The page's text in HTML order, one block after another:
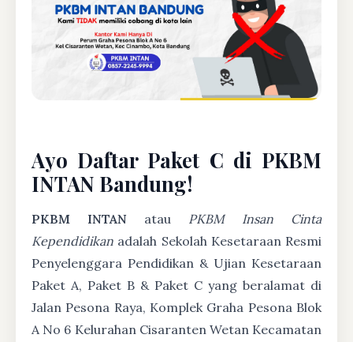
Ayo Daftar Paket C di PKBM
INTAN Bandung!
PKBM INTAN atau PKBM Insan Cinta
Kependidikan adalah Sekolah Kesetaraan Resmi
Penyelenggara Pendidikan & Ujian Kesetaraan
Paket A, Paket B & Paket C yang beralamat di
Jalan Pesona Raya, Komplek Graha Pesona Blok
A No 6 Kelurahan Cisaranten Wetan Kecamatan